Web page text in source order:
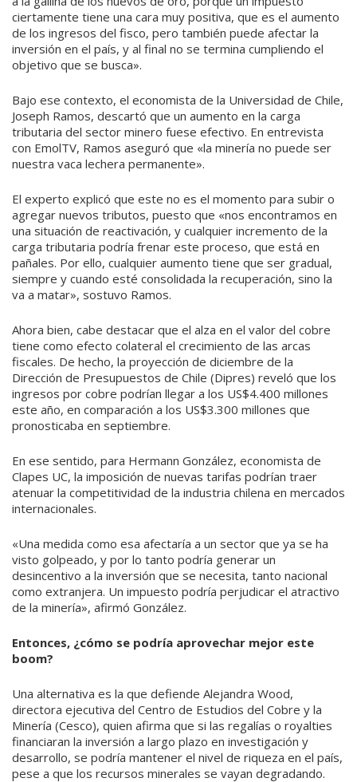
ciertamente tiene una cara muy positiva, que es el aumento
de los ingresos del fisco, pero también puede afectar la
inversión en el país, y al final no se termina cumpliendo el
objetivo que se busca».
Bajo ese contexto, el economista de la Universidad de Chile,
Joseph Ramos, descartó que un aumento en la carga
tributaria del sector minero fuese efectivo. En entrevista
con EmolTV, Ramos aseguró que «la minería no puede ser
nuestra vaca lechera permanente».
El experto explicó que este no es el momento para subir o
agregar nuevos tributos, puesto que «nos encontramos en
una situación de reactivación, y cualquier incremento de la
carga tributaria podría frenar este proceso, que está en
pañales. Por ello, cualquier aumento tiene que ser gradual,
siempre y cuando esté consolidada la recuperación, sino la
va a matar», sostuvo Ramos.
Ahora bien, cabe destacar que el alza en el valor del cobre
tiene como efecto colateral el crecimiento de las arcas
fiscales. De hecho, la proyección de diciembre de la
Dirección de Presupuestos de Chile (Dipres) reveló que los
ingresos por cobre podrían llegar a los US$4.400 millones
este año, en comparación a los US$3.300 millones que
pronosticaba en septiembre.
En ese sentido, para Hermann González, economista de
Clapes UC, la imposición de nuevas tarifas podrían traer
atenuar la competitividad de la industria chilena en mercados
internacionales.
«Una medida como esa afectaría a un sector que ya se ha
visto golpeado, y por lo tanto podría generar un
desincentivo a la inversión que se necesita, tanto nacional
como extranjera. Un impuesto podría perjudicar el atractivo
de la minería», afirmó González.
Entonces, ¿cómo se podría aprovechar mejor este
boom?
Una alternativa es la que defiende Alejandra Wood,
directora ejecutiva del Centro de Estudios del Cobre y la
Minería (Cesco), quien afirma que si las regalías o royalties
financiaran la inversión a largo plazo en investigación y
desarrollo, se podría mantener el nivel de riqueza en el país,
pese a que los recursos minerales se vayan degradando.